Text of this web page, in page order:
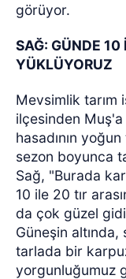
görüyor.
SAĞ: GÜNDE
YÜKLÜYORUZ
Mevsimlik tarım
ilçesinden
hasadının
sezon boyunca
Sağ, "Burada
10 ile 20 tır
da çok güzel
Güneşin altında,
tarlada bir
yorgunluğumuz